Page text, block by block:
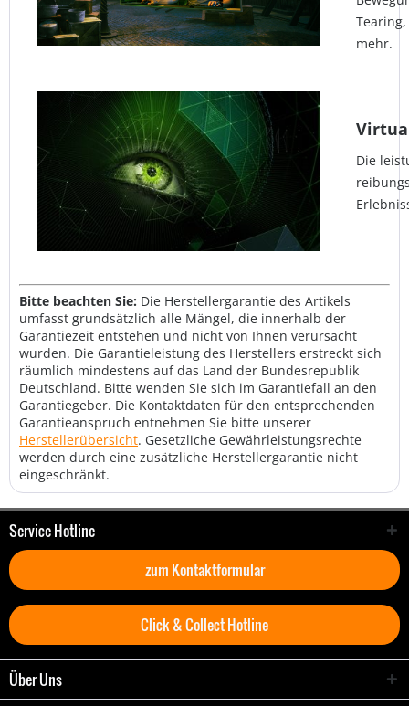
mehr.
Die
Bitte beachten Sie: Die Herstellergarantie des Artikels
umfasst grundsätzlich alle Mängel, die innerhalb der
Garantiezeit entstehen und nicht von Ihnen verursacht
wurden. Die Garantieleistung des Herstellers erstreckt sich
räumlich mindestens auf das Land der Bundesrepublik
Deutschland. Bitte wenden Sie sich im Garantiefall an den
Garantiegeber. Die Kontaktdaten für den entsprechenden
Garantieanspruch entnehmen Sie bitte unserer
Herstellerübersicht. Gesetzliche Gewährleistungsrechte
werden durch eine zusätzliche Herstellergarantie nicht
eingeschränkt.
Service Hotline
zum Kontaktformular
Click & Collect Hotline
Über Uns